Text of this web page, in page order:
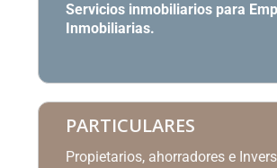
Servicios inmobiliarios para
Inmobiliarias.
PARTICULARES
Propietarios, ahorradores e